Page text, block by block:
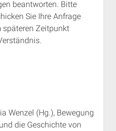
beantworten. Bitte
Sie Ihre Anfrage
späteren Zeitpunkt
Wenzel (Hg.), Bewegung
die Geschichte von